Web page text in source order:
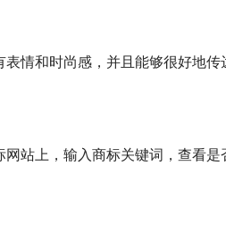
情和时尚感，并且能够很好地传
站上，输入商标关键词，查看是